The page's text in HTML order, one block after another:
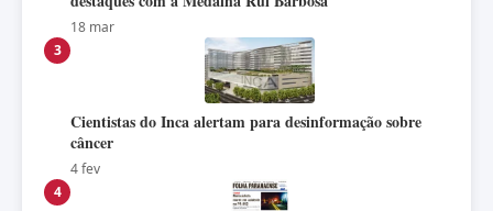
18 mar
3
Cientistas do Inca alertam para desinformação sobre
câncer
4 fev
4